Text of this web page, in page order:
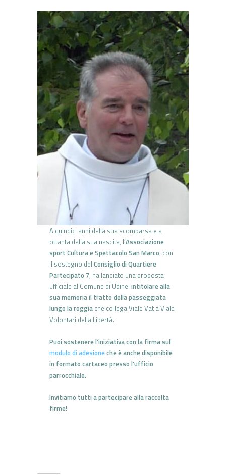
A quindici anni dalla sua scomparsa e a
ottanta dalla sua nascita, l’Associazione
sport Cultura e Spettacolo San Marco, con
il sostegno del Consiglio di Quartiere
Partecipato 7, ha lanciato una proposta
ufficiale al Comune di Udine: intitolare alla
sua memoria il tratto della passeggiata
lungo la roggia che collega Viale Vat a Viale
Volontari della Libertà.
Puoi sostenere l’iniziativa con la firma sul
modulo di adesioneche è anche disponibile
in formato cartaceo presso l’ufficio
parrocchiale.
Invitiamo tutti a partecipare alla raccolta
firme!